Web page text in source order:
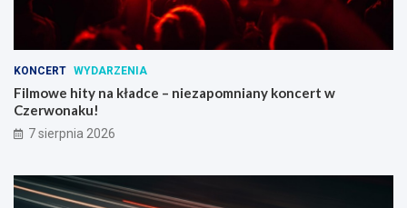
KONCERT WYDARZENIA
Filmowe hity na kładce – niezapomniany koncert w
Czerwonaku!
7 sierpnia 2026